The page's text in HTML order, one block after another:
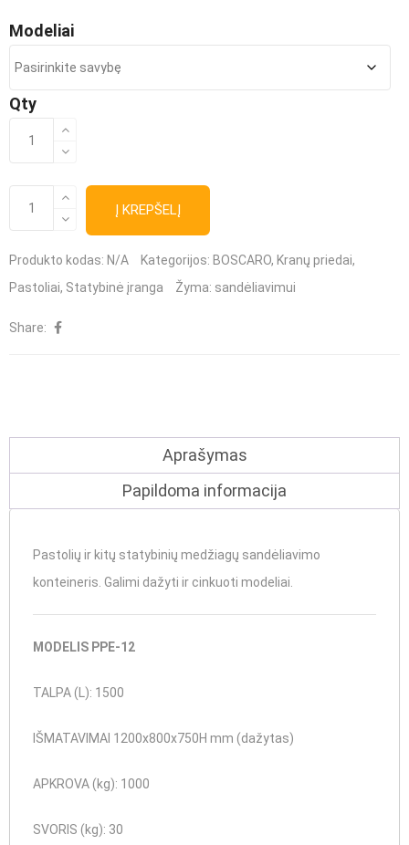
Modeliai
Qty
produkto
Pastolių
sandėliavimo
produkto
kiekis:
Pastolių
sandėliavimo
Į KREPŠELĮ
Produkto kodas: N/A Kategorijos: BOSCARO, Kranų priedai,
Pastoliai, Statybinė įranga Žyma: sandėliavimui
Share:
Aprašymas
Papildoma informacija
Pastolių ir kitų statybinių medžiagų sandėliavimo
konteineris. Galimi dažyti ir cinkuoti modeliai.
MODELIS PPE-12
TALPA (L): 1500
IŠMATAVIMAI 1200x800x750H mm (dažytas)
APKROVA (kg): 1000
SVORIS (kg): 30